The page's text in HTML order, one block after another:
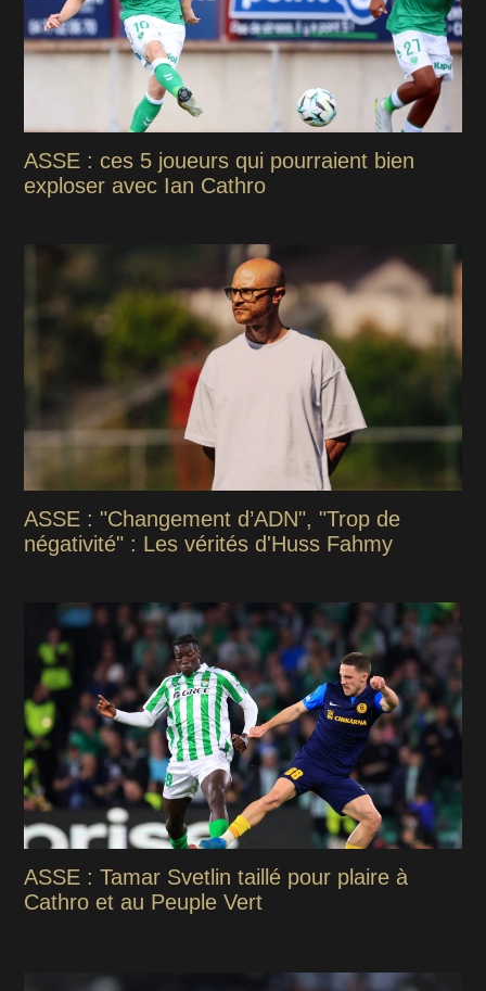
ASSE : ces 5 joueurs qui pourraient bien
exploser avec Ian Cathro
ASSE : "Changement d’ADN", "Trop de
négativité" : Les vérités d'Huss Fahmy
ASSE : Tamar Svetlin taillé pour plaire à
Cathro et au Peuple Vert